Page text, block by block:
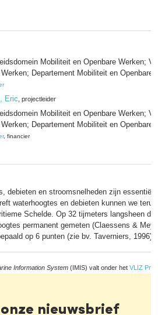
Mobiliteit en Openbare Werken;
Departement Mobiliteit en Openbare
Eric , projectleider
Mobiliteit en Openbare Werken;
Departement Mobiliteit en Openbare
, financier
debieten en stroomsnelheden zijn
waterhoogtes en debieten kunnen we
Schelde. Op 32 tijmeters langsheen
permanent gemeten (Claessens &
op 6 punten (zie bv. Taverniers, 1996).
Information System (IMIS) valt onder het VLIZ
nieuwsbrief